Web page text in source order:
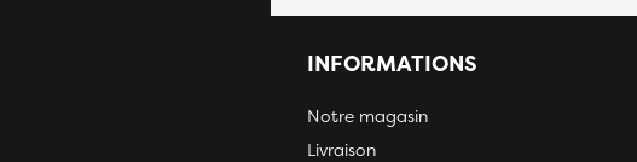
INFORMATIONS
Notre magasin
Livraison